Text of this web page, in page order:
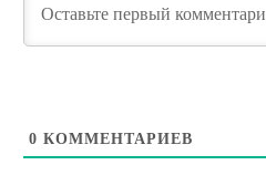
0 КОММЕНТАРИЕВ